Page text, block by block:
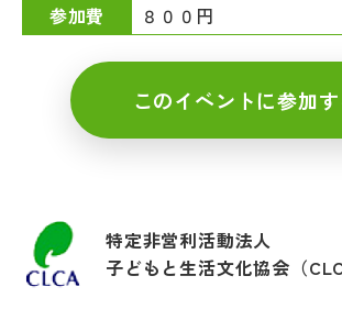
参加費
８００円
このイベントに参加
特定非営利活動法人
子どもと生活文化協会（